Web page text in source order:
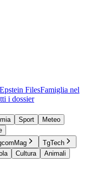
Epstein FilesFamiglia nel
i dossier
Sport
Meteo
TgTech
Cultura
Animali